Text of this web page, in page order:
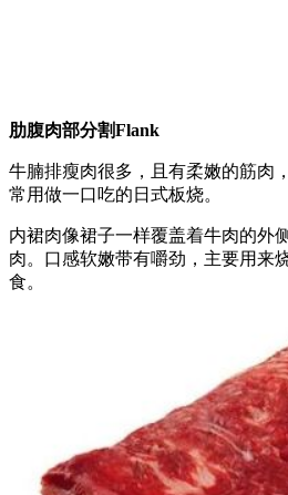
肋腹肉部分割Flank
牛腩排瘦肉很多，且有柔嫩的筋肉
常用做一口吃的日式板烧。
内裙肉像裙子一样覆盖着牛肉的外
肉。口感软嫩带有嚼劲，主要用来
食。